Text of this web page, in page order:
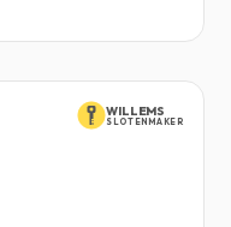
WILLEMS
SLOTENMAKER